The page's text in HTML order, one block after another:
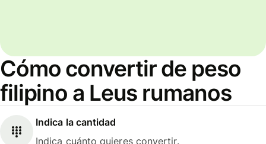
Cómo convertir de peso
filipino a Leus rumanos
Indica la cantidad
Indica cuánto quieres convertir.